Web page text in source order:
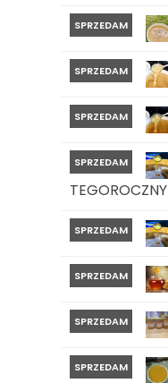
SPRZEDAM
SPRZEDAM
SPRZEDAM
SPRZEDAM
TEGOROCZNY
SPRZEDAM
SPRZEDAM
SPRZEDAM
SPRZEDAM